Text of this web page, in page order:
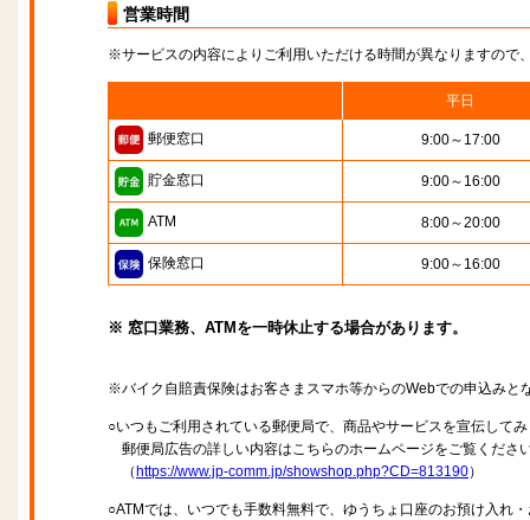
営業時間
※サービスの内容によりご利用いただける時間が異なりますので
平日
郵便窓口 9:00～17:00
貯金窓口 9:00～16:00
ATM 8:00～20:00
保険窓口 9:00～16:00
※ 窓口業務、ATMを一時休止する場合があります。
※バイク自賠責保険はお客さまスマホ等からのWebでの申込みと
○いつもご利用されている郵便局で、商品やサービスを宣伝して
郵便局広告の詳しい内容はこちらのホームページをご覧くださ
（ https://www.jp-comm.jp/showshop.php?CD=813190）
○ATMでは、いつでも手数料無料で、ゆうちょ口座のお預け入れ